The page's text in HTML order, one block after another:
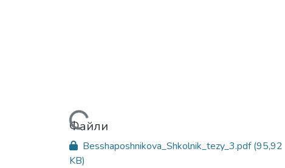
Вантажиться...Файли
Besshaposhnikova_Shkolnik_tezy_3.pdf(95,92
KB)